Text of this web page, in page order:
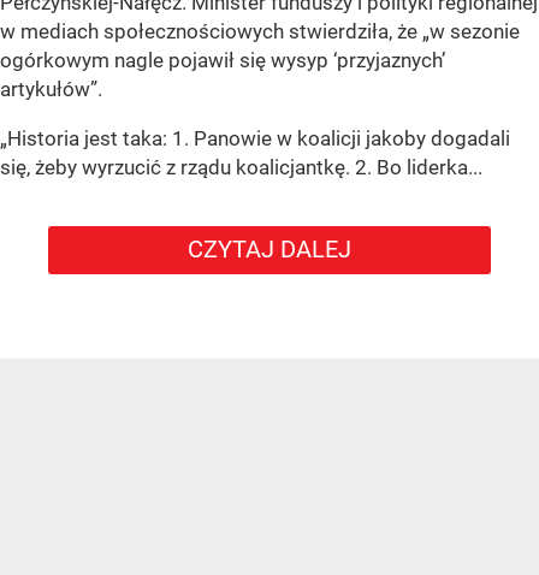
w mediach społecznościowych stwierdziła, że „w sezonie
ogórkowym nagle pojawił się wysyp ‘przyjaznych’
artykułów”.
„Historia jest taka: 1. Panowie w koalicji jakoby dogadali
się, żeby wyrzucić z rządu koalicjantkę. 2. Bo liderka...
CZYTAJ DALEJ